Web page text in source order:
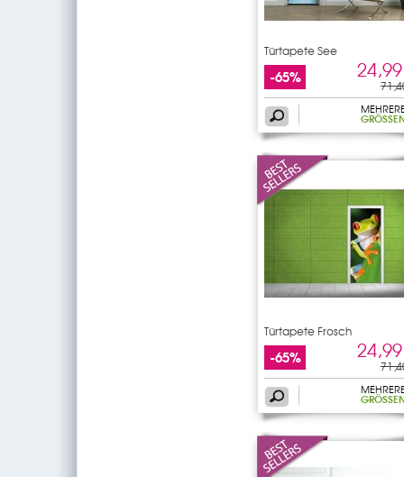
Türtapete See
-65%
GRÖSSEN
Türtapete Frosch
-65%
GRÖSSEN